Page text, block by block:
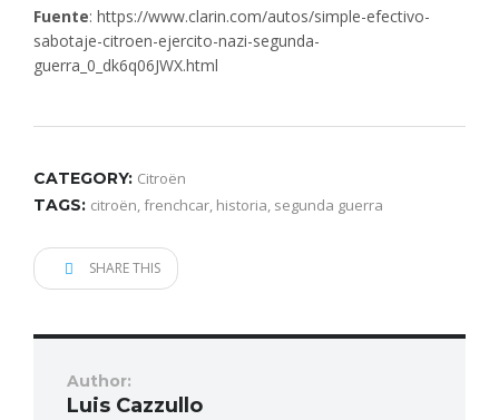
Fuente: https://www.clarin.com/autos/simple-efectivo-
sabotaje-citroen-ejercito-nazi-segunda-
guerra_0_dk6q06JWX.html
CATEGORY: Citroën
TAGS: citroën,frenchcar, historia, segunda guerra
SHARE THIS
Author:
Luis Cazzullo